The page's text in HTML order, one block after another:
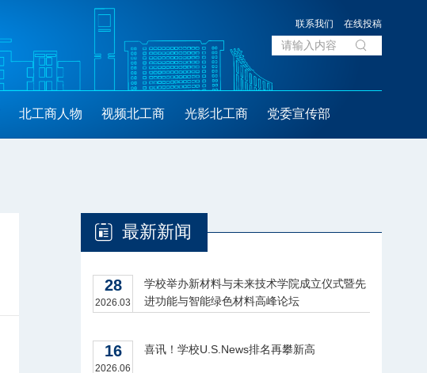
在线投稿
联系我们
北工商人物 视频北工商 光影北工商 党委宣传部
最新新闻
28
2026.03
学校举办新材料与未来技术学院成立仪式暨先
进功能与智能绿色材料高峰论坛
16
2026.06
喜讯！学校U.S.News排名再攀新高